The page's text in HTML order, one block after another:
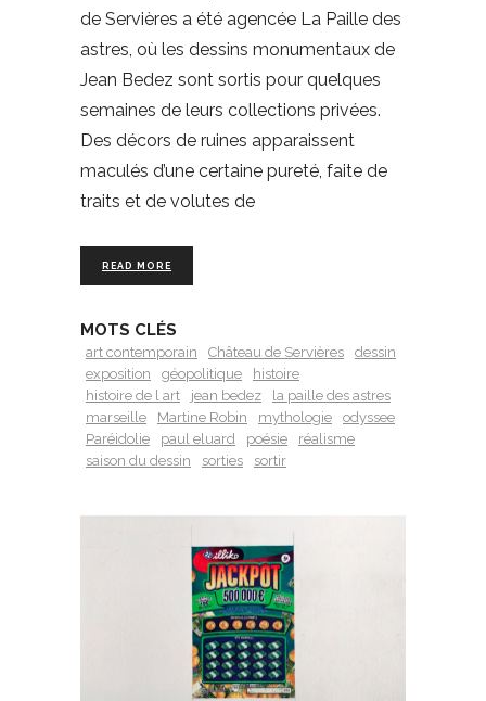
de Servières a été agencée La Paille des
astres, où les dessins monumentaux de
Jean Bedez sont sortis pour quelques
semaines de leurs collections privées.
Des décors de ruines apparaissent
maculés d’une certaine pureté, faite de
traits et de volutes de
READ MORE
MOTS CLÉS
art contemporain Château de Servières
dessin
exposition
géopolitique
histoire
histoire de l art
jean bedez
la paille des astres
marseille
Martine Robin mythologie
odyssee
Paréidolie
paul eluard poésie
réalisme
saison du dessin
sorties sortir